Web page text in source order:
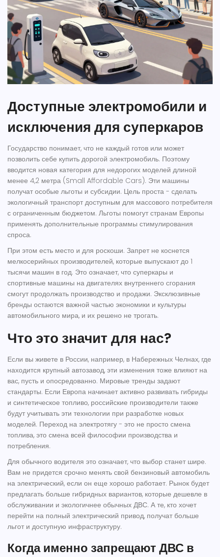
Доступные электромобили и
исключения для суперкаров
Государство понимает, что не каждый готов или может
позволить себе купить дорогой электромобиль. Поэтому
вводится новая категория для недорогих моделей длиной
менее 4,2 метра (Small Affordable Cars). Эти машины
получат особые льготы и субсидии. Цель проста - сделать
экологичный транспорт доступным для массового потребителя
с ограниченным бюджетом. Льготы помогут странам Европы
применять дополнительные программы стимулирования
спроса.
При этом есть место и для роскоши. Запрет не коснется
мелкосерийных производителей, которые выпускают до 1
тысячи машин в год. Это означает, что суперкары и
спортивные машины на двигателях внутреннего сгорания
смогут продолжать производство и продажи. Эксклюзивные
бренды остаются важной частью экономики и культуры
автомобильного мира, и их решено не трогать.
Что это значит для нас?
Если вы живете в России, например, в Набережных Челнах, где
находится крупный автозавод, эти изменения тоже влияют на
вас, пусть и опосредованно. Мировые тренды задают
стандарты. Если Европа начинает активно развивать гибриды
и синтетическое топливо, российские производители также
будут учитывать эти технологии при разработке новых
моделей. Переход на электротягу - это не просто смена
топлива, это смена всей философии производства и
потребления.
Для обычного водителя это означает, что выбор станет шире.
Вам не придется срочно менять свой бензиновый автомобиль
на электрический, если он еще хорошо работает. Рынок будет
предлагать больше гибридных вариантов, которые дешевле в
обслуживании и экологичнее обычных ДВС. А те, кто хочет
перейти на полный электрический привод, получат больше
льгот и доступную инфраструктуру.
Когда именно запрещают ДВС в